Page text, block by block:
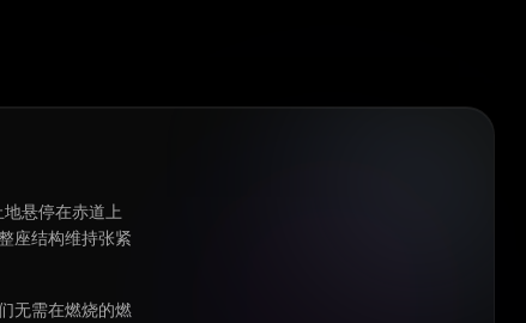
悬停在赤道上
座结构维持张紧
无需在燃烧的燃